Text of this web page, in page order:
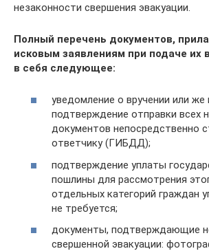
незаконности свершения эвакуации.
Полный перечень документов,
исковым заявлениям при подаче их
в себя следующее:
уведомление о вручении или же
подтверждение отправки всех
документов непосредственно
ответчику (ГИБДД);
подтверждение уплаты
пошлины для рассмотрения
отдельных категорий граждан
не требуется;
документы, подтверждающие
свершенной эвакуации: